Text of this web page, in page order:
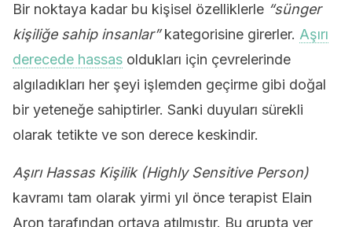
Bir noktaya kadar bu kişisel özelliklerle “sünger
kişiliğe sahip insanlar”kategorisine girerler. Aşırı
derecede hassas oldukları için çevrelerinde
algıladıkları her şeyi işlemden geçirme gibi doğal
bir yeteneğe sahiptirler. Sanki duyuları sürekli
olarak tetikte ve son derece keskindir.
Aşırı Hassas Kişilik (Highly Sensitive Person)
kavramı tam olarak yirmi yıl önce terapist Elain
Aron tarafından ortaya atılmıştır. Bu grupta yer